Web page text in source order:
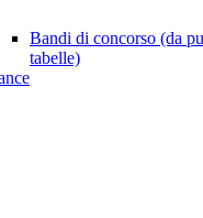
Bandi di concorso (da
tabelle)